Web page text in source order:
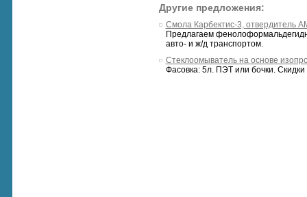
Другие предложения:
Смола Карбектис-3, отвердитель
Предлагаем
авто- и ж/д транспортом.
Стеклоомыватель на основе
Фасовка: 5л. ПЭТ или бочки.